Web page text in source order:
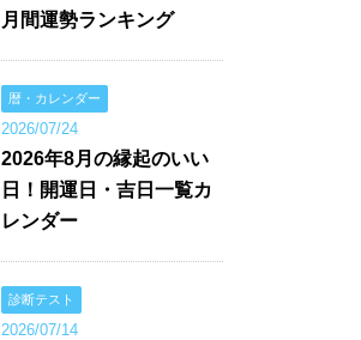
月間運勢ランキング
暦・カレンダー
2026/07/24
2026年8月の縁起のいい
日！開運日・吉日一覧カ
レンダー
診断テスト
2026/07/14